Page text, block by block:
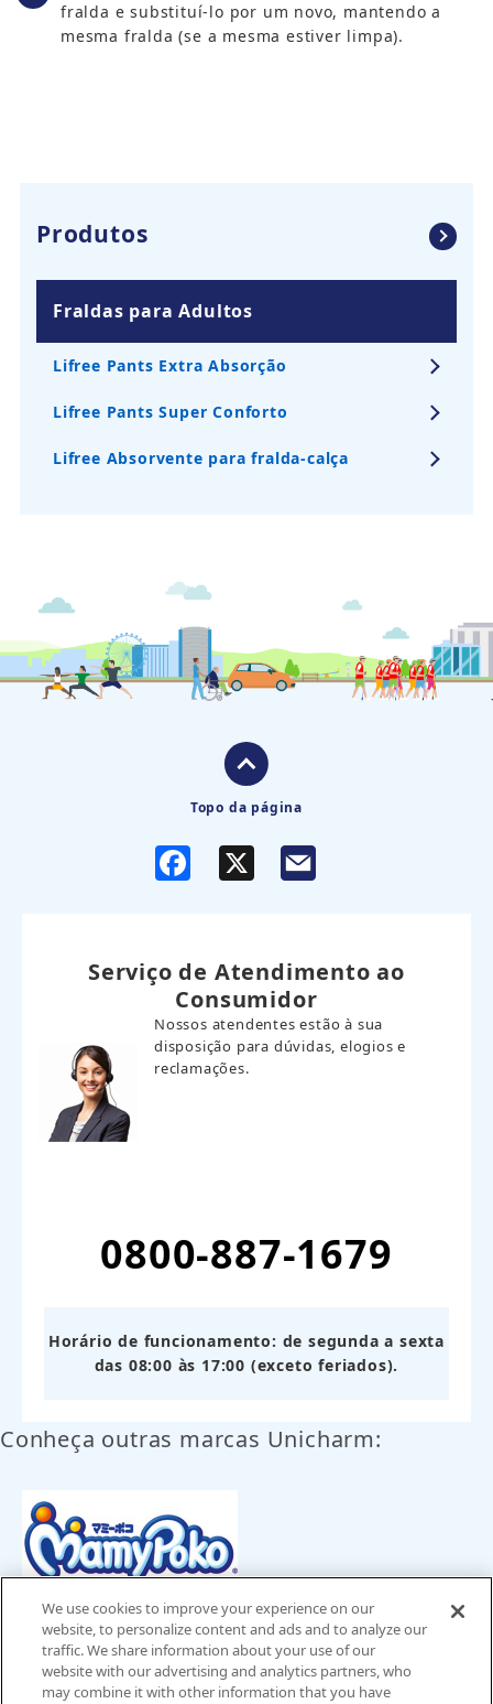
fralda e substituí-lo por um novo, mantendo a
mesma fralda (se a mesma estiver limpa).
Produtos
Fraldas para Adultos
Lifree Pants Extra Absorção
Lifree Pants Super Conforto
Lifree Absorvente para fralda-calça
Topo da página
k
Serviço de Atendimento ao
Consumidor
Nossos atendentes estão à sua
disposição para dúvidas, elogios e
reclamações.
0800-887-1679
Horário de funcionamento: de segunda a sexta
das 08:00 às 17:00 (exceto feriados).
Conheça outras marcas Unicharm:
Brasil
We use cookies to improve your experience on our
website, to personalize content and ads and to analyze our
traffic. We share information about your use of our
website with our advertising and analytics partners, who
may combine it with other information that you have